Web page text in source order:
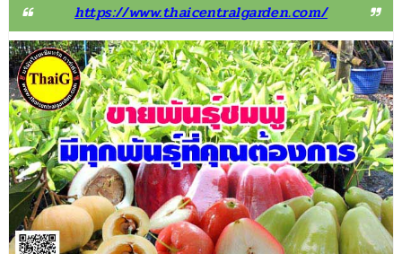
https://www.thaicentralgarden.com/